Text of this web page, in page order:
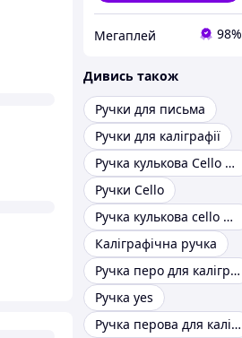
Мегаплей 98%
Дивись також
Ручки для письма
Ручки для каліграфії
Ручка кулькова Cello MAXRITER
Ручки Cello
Ручка кулькова cello maxriter xs
Каліграфічна ручка
Ручка перо для каліграфії
Ручка yes
Ручка перова для каліграфії